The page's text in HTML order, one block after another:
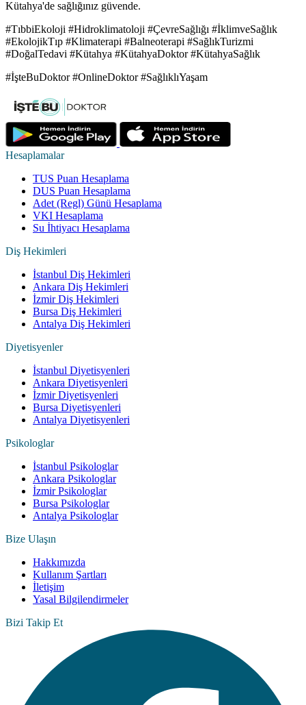
Kütahya'de sağlığınız güvende.
#TıbbiEkoloji #Hidroklimatoloji #ÇevreSağlığı #İklimveSağlık
#EkolojikTıp #Klimaterapi #Balneoterapi #SağlıkTurizmi
#DoğalTedavi #Kütahya #KütahyaDoktor #KütahyaSağlık
#İşteBuDoktor #OnlineDoktor #SağlıklıYaşam
Hesaplamalar
TUS Puan Hesaplama
DUS Puan Hesaplama
Adet (Regl) Günü Hesaplama
VKI Hesaplama
Su İhtiyacı Hesaplama
Diş Hekimleri
İstanbul Diş Hekimleri
Ankara Diş Hekimleri
İzmir Diş Hekimleri
Bursa Diş Hekimleri
Antalya Diş Hekimleri
Diyetisyenler
İstanbul Diyetisyenleri
Ankara Diyetisyenleri
İzmir Diyetisyenleri
Bursa Diyetisyenleri
Antalya Diyetisyenleri
Psikologlar
İstanbul Psikologlar
Ankara Psikologlar
İzmir Psikologlar
Bursa Psikologlar
Antalya Psikologlar
Bize Ulaşın
Hakkımızda
Kullanım Şartları
İletişim
Yasal Bilgilendirmeler
Bizi Takip Et